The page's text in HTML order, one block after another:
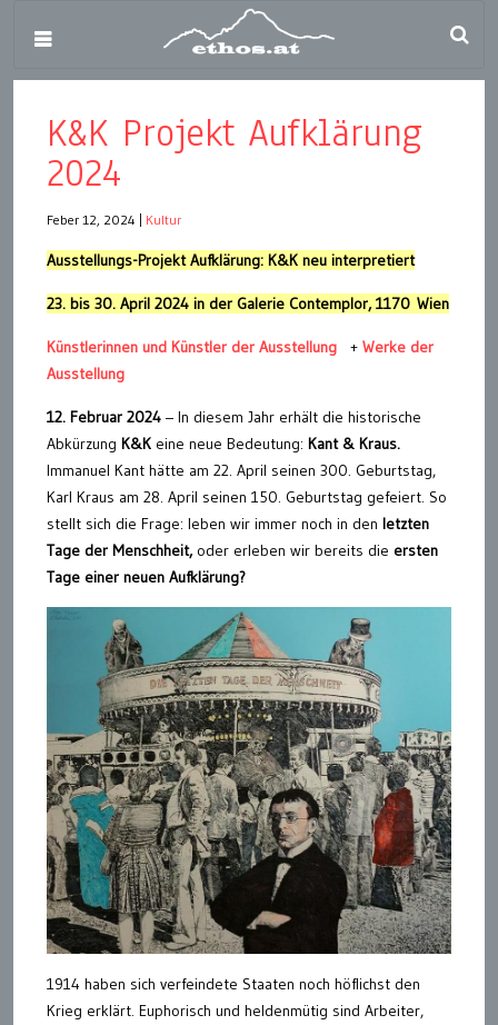
K&K Projekt Aufklärung
2024
Feber 12, 2024 Kultur
Ausstellungs-Projekt Aufklärung: K&K neu interpretiert
23. bis 30. April 2024 in der Galerie Contemplor, 1170 Wien
Künstlerinnen und Künstler der Ausstellung + Werke der
Ausstellung
12. Februar 2024 – In diesem Jahr erhält die historische
Abkürzung K&K eine neue Bedeutung: Kant & Kraus.
Immanuel Kant hätte am 22. April seinen 300. Geburtstag,
Karl Kraus am 28. April seinen 150. Geburtstag gefeiert. So
stellt sich die Frage: leben wir immer noch in den letzten
Tage der Menschheit, oder erleben wir bereits die ersten
Tage einer neuen Aufklärung?
1914 haben sich verfeindete Staaten noch höflichst den
Krieg erklärt. Euphorisch und heldenmütig sind Arbeiter,